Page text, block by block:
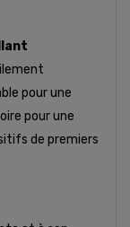
pour une
pour une
de premiers